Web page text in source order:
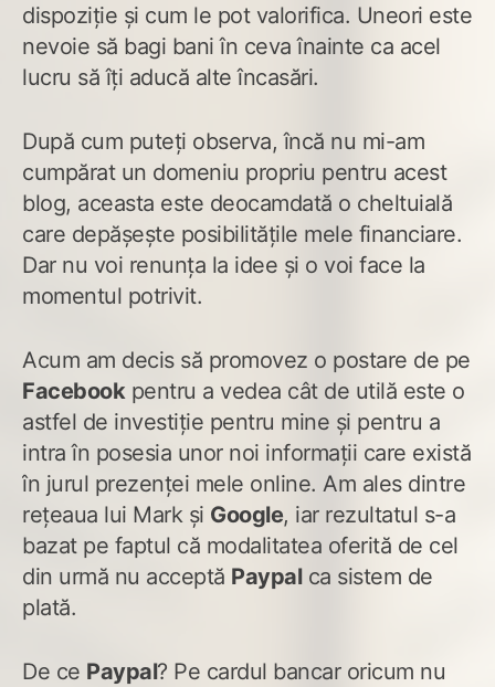
dispoziție și cum le pot valorifica. Uneori este
nevoie să bagi bani în ceva înainte ca acel
lucru să îți aducă alte încasări.
După cum puteți observa, încă nu mi-am
cumpărat un domeniu propriu pentru acest
blog, aceasta este deocamdată o cheltuială
care depășește posibilitățile mele financiare.
Dar nu voi renunța la idee și o voi face la
momentul potrivit.
Acum am decis să promovez o postare de pe
Facebookpentru a vedea cât de utilă este o
astfel de investiție pentru mine și pentru a
intra în posesia unor noi informații care există
în jurul prezenței mele online. Am ales dintre
rețeaua lui Mark și Google, iar rezultatul s-a
bazat pe faptul că modalitatea oferită de cel
din urmă nu acceptă Paypalca sistem de
plată.
De ce Paypal? Pe cardul bancar oricum nu